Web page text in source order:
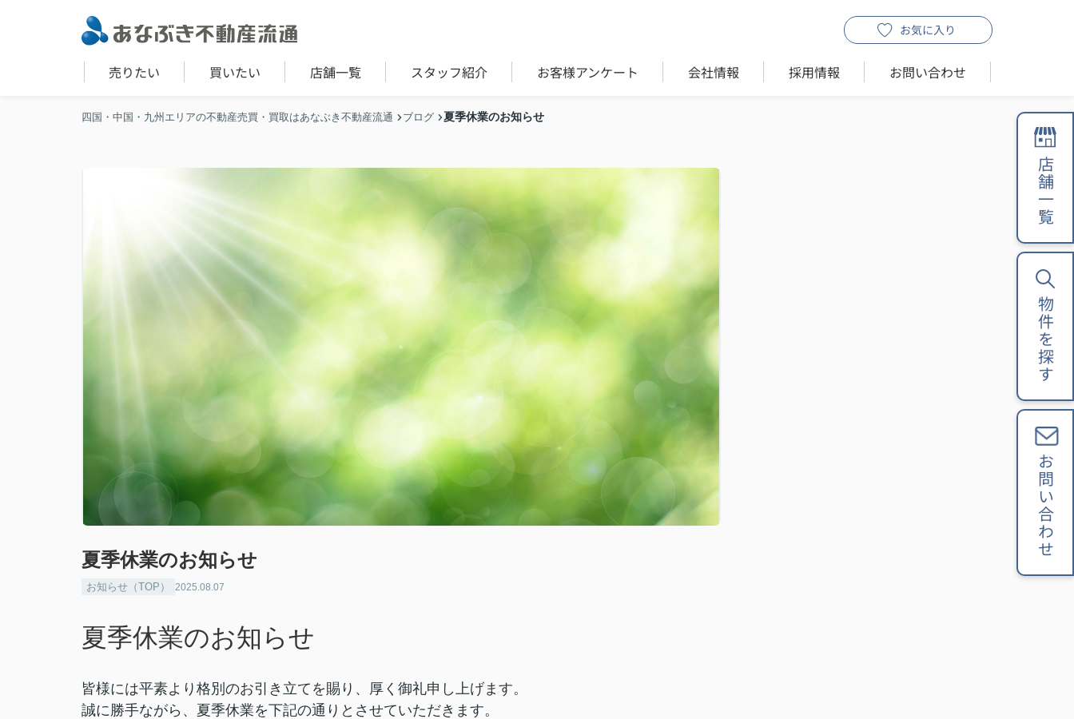
お気に入り
売りたい 買いたい 店舗一覧 スタッフ紹介 お客様アンケート 会社情報 採用情報 お問い合わせ
四国・中国・九州エリアの不動産売買・買取はあなぶき不動産流通 ブログ 夏季休業のお知らせ
夏季休業のお知らせ
お知らせ（TOP） 2025.08.07
夏季休業のお知らせ
皆様には平素より格別のお引き立てを賜り、厚く御礼申し上げます。
誠に勝手ながら、夏季休業を下記の通りとさせていただきます。
店舗一覧
物件を探す
お問い合わせ